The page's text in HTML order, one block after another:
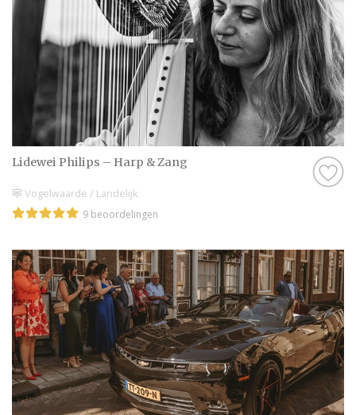
Lidewei Philips – Harp & Zang
Vogelwaarde / Landelijk
9 beoordelingen